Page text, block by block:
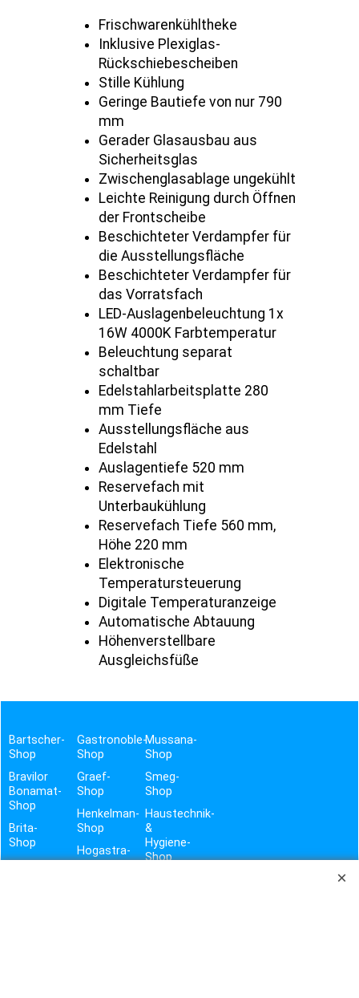
Frischwarenkühltheke
Inklusive Plexiglas-
Rückschiebescheiben
Stille Kühlung
Geringe Bautiefe von nur 790
mm
Gerader Glasausbau aus
Sicherheitsglas
Zwischenglasablage ungekühlt
Leichte Reinigung durch Öffnen
der Frontscheibe
Beschichteter Verdampfer für
die Ausstellungsfläche
Beschichteter Verdampfer für
das Vorratsfach
LED-Auslagenbeleuchtung 1x
16W 4000K Farbtemperatur
Beleuchtung separat
schaltbar
Edelstahlarbeitsplatte 280
mm Tiefe
Ausstellungsfläche aus
Edelstahl
Auslagentiefe 520 mm
Reservefach mit
Unterbaukühlung
Reservefach Tiefe 560 mm,
Höhe 220 mm
Elektronische
Temperatursteuerung
Digitale Temperaturanzeige
Automatische Abtauung
Höhenverstellbare
Ausgleichsfüße
Bartscher-
Shop
Bravilor
Bonamat-
Shop
Brita-
Shop
Gastronoble-
Shop
Graef-
Shop
Henkelman-
Shop
Hogastra-
Mussana-
Shop
Smeg-
Shop
Haustechnik-
&
Hygiene-
Shop